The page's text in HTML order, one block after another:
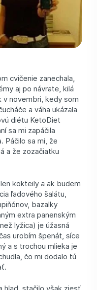
cvičenie zanechala,
aj po návrate, kilá
v novembri, kedy som
a váha ukázala
diétu KetoDiet
sa mi zapáčila
Páčilo sa mi, že
a že zozačiatku
kokteily a ak budem
ľadového šalátu,
bazalky
extra panenským
lyžica) je úžasná
urobím špenát, síce
a s trochou mlieka je
čo mi dodalo tú